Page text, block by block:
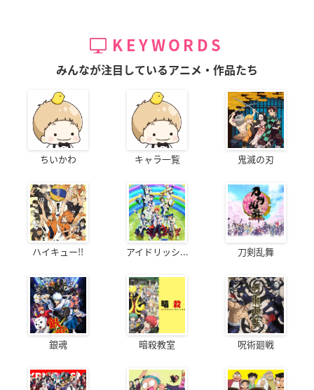
KEYWORDS
みんなが注目しているアニメ・作品たち
ちいかわ キャラ一覧 鬼滅の刃
ハイキュー!! アイドリッシ... 刀剣乱舞
銀魂 暗殺教室 呪術廻戦